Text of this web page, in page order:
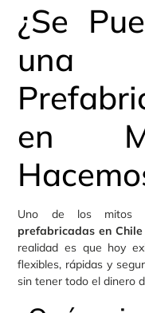
¿Se
en
Uno de los mitos
prefabricadas en Chile
realidad es que hoy
flexibles, rápidas y
sin tener todo el dinero